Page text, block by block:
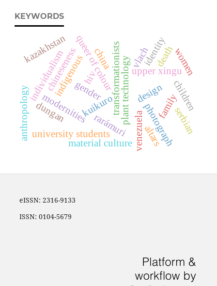
KEYWORDS
plant technology upper xingu
design
kuikuro photograph
transformationists
queer of colour
modernities
venezuela
individualism
family
gender children
women
rarámuri
indigenous
university students
identity
china
chineseness
kazakhstan
dungan
material culture
anthropology
hiv
vlach
serbian
death
altars
eISSN: 2316-9133
ISSN: 0104-5679